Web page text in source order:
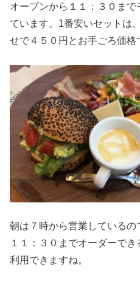
オープンから１１：３０ま
ています。1番安いセットは
せで４５０円とお手ごろ価格
朝は７時から営業しているの
１１：３０までオーダーで
利用できますね。